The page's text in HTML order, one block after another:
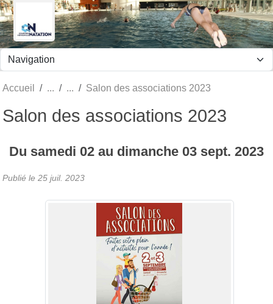
Accueil Salon des associations 2023
Salon des associations 2023
Du samedi 02 au dimanche 03 sept. 2023
Publié le 25 juil. 2023
Panneau de gestion des cookies